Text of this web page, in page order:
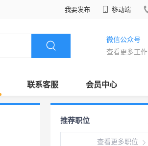
我要发布 移动端
微信公众号
查看更多工作
联系客服 会员中心
推荐职位
查看更多职位